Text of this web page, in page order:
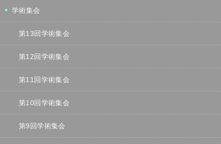
学術集会
第13回学術集会
第12回学術集会
第11回学術集会
第10回学術集会
第9回学術集会